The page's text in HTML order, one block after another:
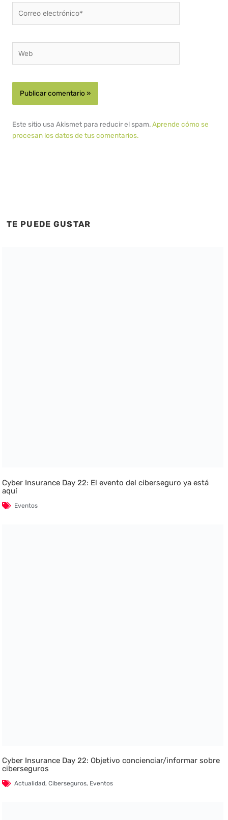
electrónico*
Este sitio usa Akismet para reducir el spam.Aprende cómo se
procesan los datos de tus comentarios.
TE PUEDE GUSTAR
Cyber Insurance Day 22: El evento del ciberseguro ya está
aquí
Eventos
Cyber Insurance Day 22: Objetivo concienciar/informar sobre
ciberseguros
Actualidad,Ciberseguros, Eventos